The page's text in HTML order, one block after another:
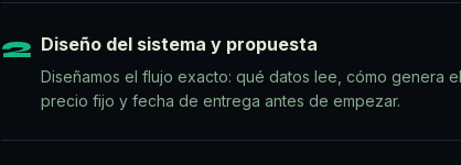
2 Diseño del sistema y propuesta
Diseñamos el flujo exacto: qué datos lee, cómo genera
precio fijo y fecha de entrega antes de empezar.